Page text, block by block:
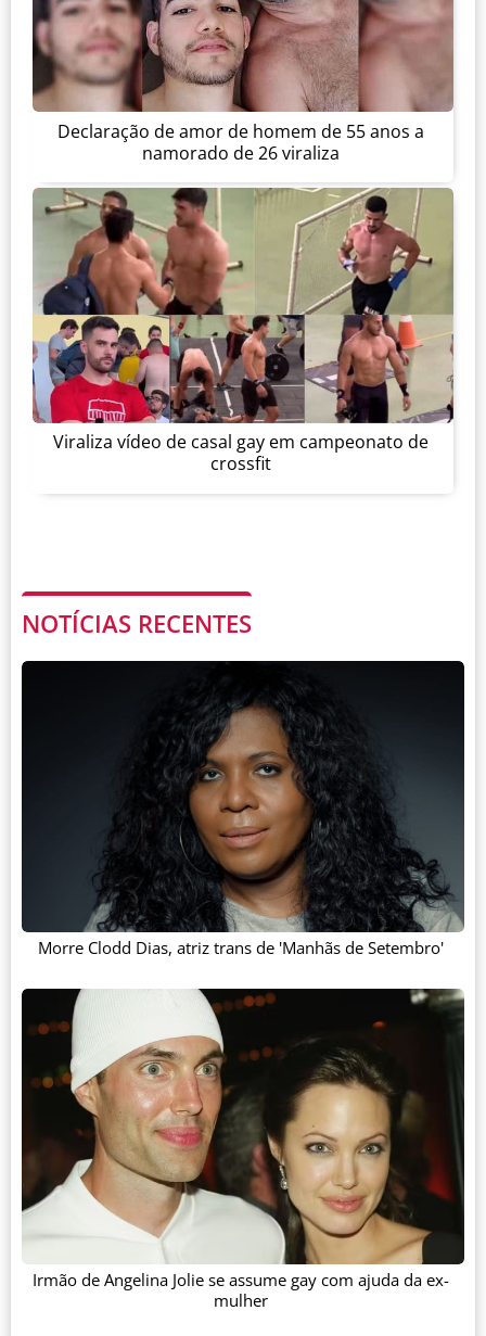
Declaração de amor de homem de 55 anos a
namorado de 26 viraliza
Viraliza vídeo de casal gay em campeonato de
crossfit
NOTÍCIAS RECENTES
Morre Clodd Dias, atriz trans de 'Manhãs de Setembro'
Irmão de Angelina Jolie se assume gay com ajuda da ex-
mulher